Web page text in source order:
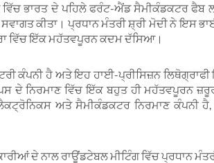
ਵਿੱਚ ਭਾਰਤ ਦੇ ਪਹਿਲੇ ਫਰੰਟ-ਐਂਡ ਸੈਮੀਕੰਡਕਟਰ
ਕੀਤਾ। ਪ੍ਰਧਾਨ ਮੰਤਰੀ ਸ਼੍ਰੀ ਮੋਦੀ ਨੇ ਇਸ
ਵਿੱਚ ਇੱਕ ਮਹੱਤਵਪੂਰਨ ਕਦਮ ਦੱਸਿਆ।
ਕੰਪਨੀ ਹੈ ਅਤੇ ਇਹ ਹਾਈ-ਪ੍ਰੀਸਿਜ਼ਨ
ਦੇ ਨਿਰਮਾਣ ਵਿੱਚ ਇੱਕ ਬਹੁਤ ਹੀ ਮਹੱਤਵਪੂਰਨ
ਅਤੇ ਸੈਮੀਕੰਡਕਟਰ ਨਿਰਮਾਣ ਕੰਪਨੀ
ਦੇ ਨਾਲ ਰਾਊਂਡਟੇਬਲ ਮੀਟਿੰਗ ਵਿੱਚ ਪ੍ਰਧਾਨ